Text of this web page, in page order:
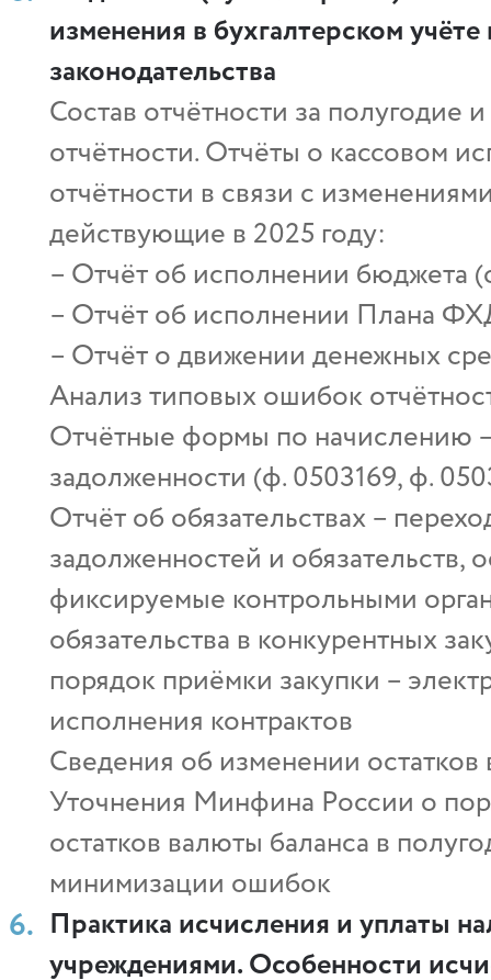
изменения в бухгалтерском
законодательства
Состав отчётности за полугодие
отчётности. Отчёты о кассовом
отчётности в связи с
действующие в 2025 году:
– Отчёт об исполнении бюджета
– Отчёт об исполнении Плана
– Отчёт о движении денежных
Анализ типовых ошибок
Отчётные формы по начислению
задолженности (ф. 0503169, ф.
Отчёт об обязательствах –
задолженностей и
фиксируемые контрольными
обязательства в конкурентных
порядок приёмки закупки –
исполнения контрактов
Сведения об изменении
Уточнения Минфина России о
остатков валюты баланса в
минимизации ошибок
Практика исчисления и уплаты
учреждениями. Особенности